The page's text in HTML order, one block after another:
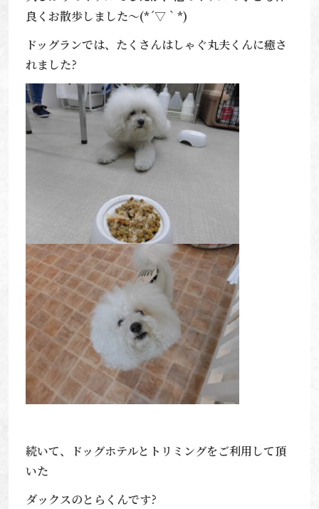
良くお散歩しました～(*´▽｀*)
ドッグランでは、たくさんはしゃぐ丸夫くんに癒さ
れました?
続いて、ドッグホテルとトリミングをご利用して頂
いた
ダックスのとらくんです?